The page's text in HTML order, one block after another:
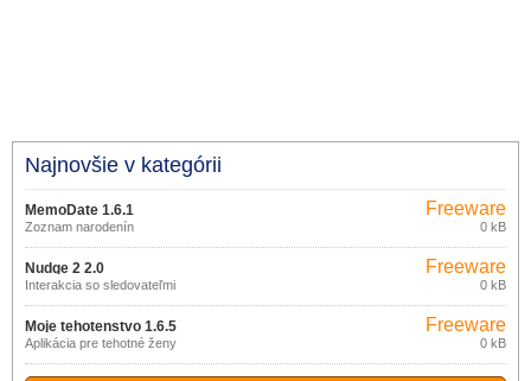
Najnovšie v kategórii
MemoDate 1.6.1
Zoznam narodenín
Freeware
0 kB
Nudge 2 2.0
Interakcia so sledovateľmi
Freeware
0 kB
Moje tehotenstvo 1.6.5
Aplikácia pre tehotné ženy
Freeware
0 kB